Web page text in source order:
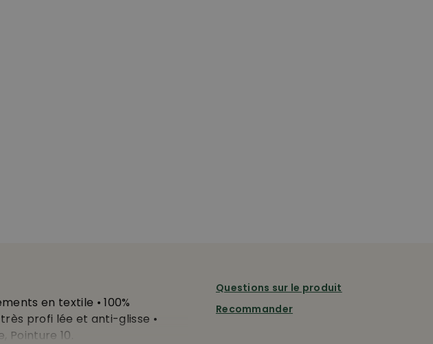
en textile • 100%
profi lée et anti-glisse •
10.
Questions sur le produit
Recommander